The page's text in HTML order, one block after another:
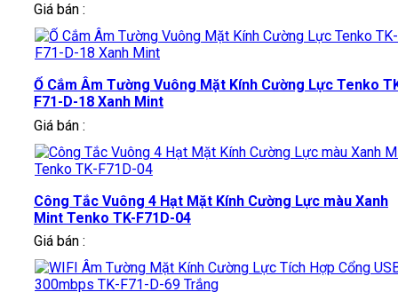
Giá bán :
Ổ Cắm Âm Tường Vuông Mặt Kính Cường Lực Tenko
F71-D-18 Xanh Mint
Giá bán :
Công Tắc Vuông 4 Hạt Mặt Kính Cường Lực màu Xanh
Mint Tenko TK-F71D-04
Giá bán :